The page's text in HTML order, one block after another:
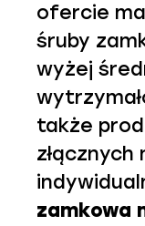
ofercie
śruby
wyżej
także
zamkowa